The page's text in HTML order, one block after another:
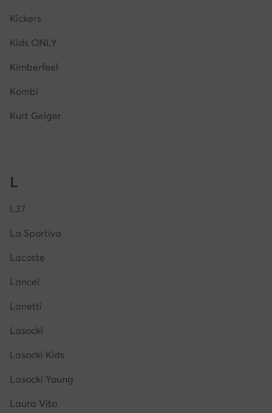
Kickers
Kids ONLY
Kimberfeel
Kombi
Kurt Geiger
L
L37
La Sportiva
Lacoste
Lancel
Lanetti
Lasocki
Lasocki Kids
Lasocki Young
Laura Vita